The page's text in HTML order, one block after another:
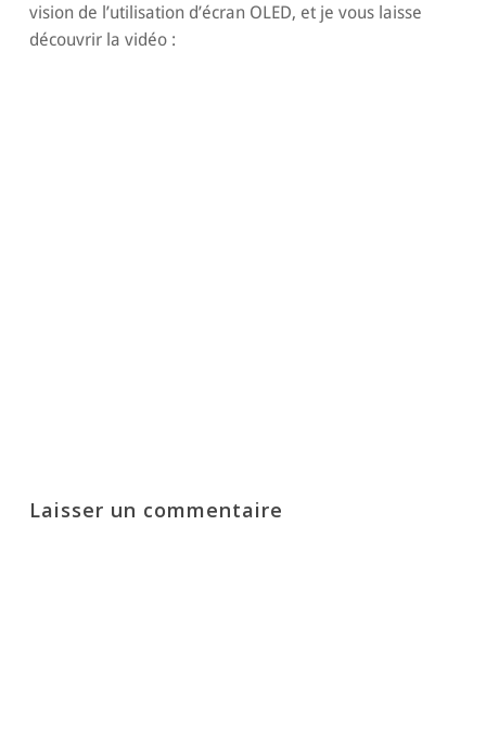
vision de l’utilisation d’écran OLED, et je vous laisse
découvrir la vidéo :
Laisser un commentaire